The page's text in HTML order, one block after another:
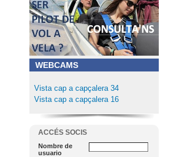
WEBCAMS
Vista cap a capçalera 34
Vista cap a capçalera 16
ACCÉS SOCIS
Nombre de
usuario